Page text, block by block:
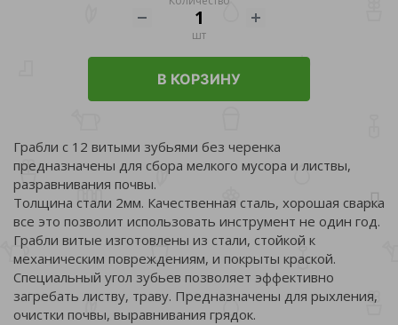
шт
В КОРЗИНУ
Грабли с 12 витыми зубьями без черенка
предназначены для сбора мелкого мусора и листвы,
разравнивания почвы.
Толщина стали 2мм. Качественная сталь, хорошая сварка
все это позволит использовать инструмент не один год.
Грабли витые изготовлены из стали, стойкой к
механическим повреждениям, и покрыты краской.
Специальный угол зубьев позволяет эффективно
загребать листву, траву. Предназначены для рыхления,
очистки почвы, выравнивания грядок.